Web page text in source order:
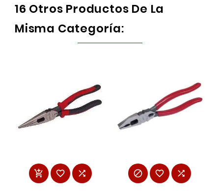
16 Otros Productos De La
Misma Categoría:
     